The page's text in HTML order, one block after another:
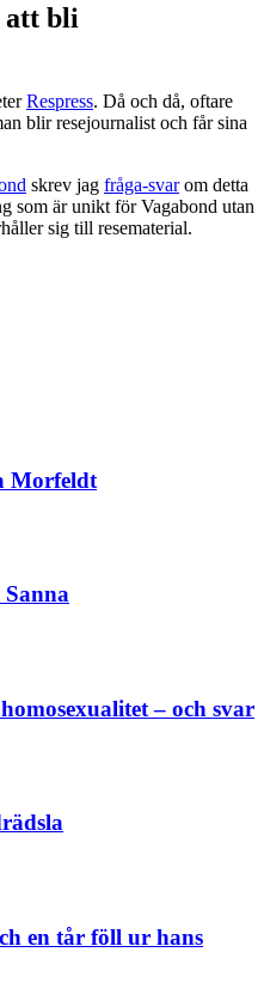
att bli
Respress. Då och då, oftare
blir resejournalist och får sina
skrev jag fråga-svarom detta
som är unikt för Vagabond utan
sig till resematerial.
Morfeldt
– och svar
en tår föll ur hans